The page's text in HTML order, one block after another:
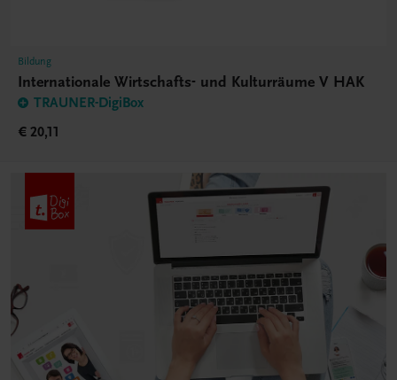
Bildung
Internationale Wirtschafts- und Kulturräume V HAK
TRAUNER-DigiBox
€ 20,11